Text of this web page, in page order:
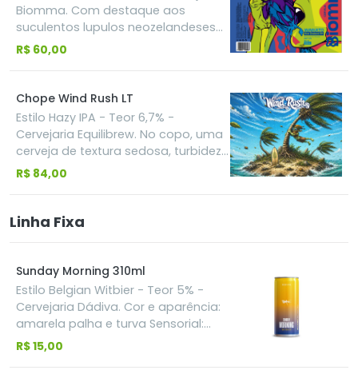
e berries, complementando a
potência do Citra.
Biomma. Com destaque aos
suculentos lupulos neozelandeses
Nelson Sauvin e Motueka, a Waikato
excepecionais.
R$ 60,00
Chope Wind Rush LT
Estilo Hazy IPA - Teor 6,7% -
Cervejaria Equilibrew. No copo, uma
cerveja de textura sedosa, turbidez
intensa e um equilíbrio que convida
Mosaic LupoCore entrega uma
tropicais maduras e um toque
cítrico, resultando em uma Hazy IPA
extremamente aromática.
R$ 84,00
Linha Fixa
Sunday Morning 310ml
Estilo Belgian Witbier - Teor 5% -
Cervejaria Dádiva. Cor e aparência:
amarela palha e turva Sensorial:
cerveja de trigo, leve e refrescante,
R$ 15,00